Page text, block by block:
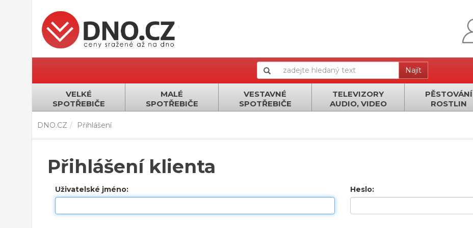
Najít
VELKÉ
SPOTŘEBIČE
MALÉ
SPOTŘEBIČE
VESTAVNÉ
SPOTŘEBIČE
TELEVIZORY
AUDIO, VIDEO
PĚSTOVÁNÍ
ROSTLIN
DNO.CZ Přihlášení
Přihlášení klienta
Uživatelské jméno: Heslo: